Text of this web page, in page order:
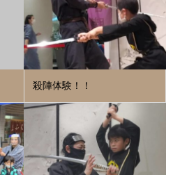
殺陣体験！！